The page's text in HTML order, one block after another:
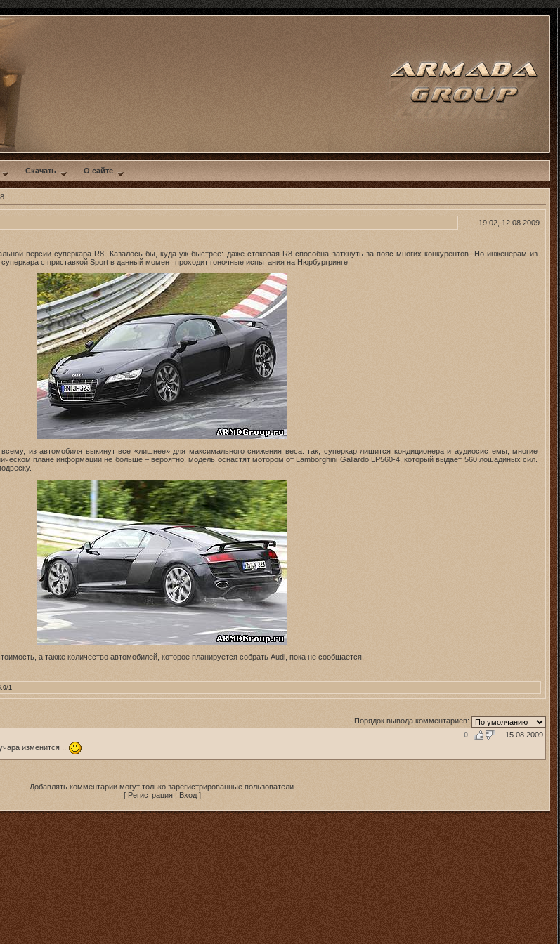
Скачать О сайте
19:02, 12.08.2009
версии суперкара R8. Казалось бы, куда уж быстрее: даже стоковая R8 способна заткнуть за пояс многих конкурентов. Но инженерам из
с приставкой Sport в данный момент проходит гоночные испытания на Нюрбургринге.
из автомобиля выкинут все «лишнее» для максимального снижения веса: так, суперкар лишится кондиционера и аудиосистемы, многие
плане информации не больше – вероятно, модель оснастят мотором от Lamborghini Gallardo LP560-4, который выдает 560 лошадиных сил.
а также количество автомобилей, которое планируется собрать Audi, пока не сообщается.
/1
Порядок вывода комментариев:
0
15.08.2009
изменится ..
Добавлять комментарии могут только зарегистрированные пользователи.
[ Регистрация | Вход ]